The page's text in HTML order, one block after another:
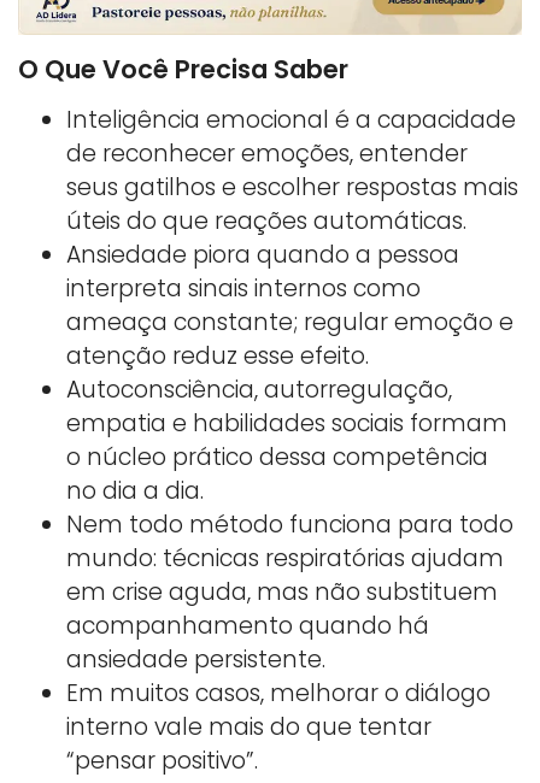
O Que Você Precisa Saber
Inteligência emocional é a capacidade
de reconhecer emoções, entender
seus gatilhos e escolher respostas mais
úteis do que reações automáticas.
Ansiedade piora quando a pessoa
interpreta sinais internos como
ameaça constante; regular emoção e
atenção reduz esse efeito.
Autoconsciência, autorregulação,
empatia e habilidades sociais formam
o núcleo prático dessa competência
no dia a dia.
Nem todo método funciona para todo
mundo: técnicas respiratórias ajudam
em crise aguda, mas não substituem
acompanhamento quando há
ansiedade persistente.
Em muitos casos, melhorar o diálogo
interno vale mais do que tentar
“pensar positivo”.